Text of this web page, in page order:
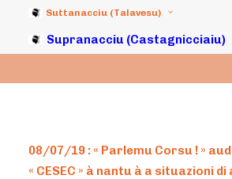
Suttanacciu (Talavesu)
Supranacciu (Castagnicciaiu)
08/07/19 : « Parlemu Corsu ! »
« CESEC » à nantu à a situazioni